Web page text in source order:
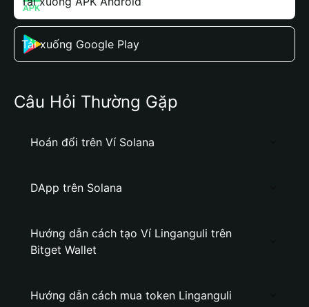
Tải xuống Google Play
Câu Hỏi Thường Gặp
Hoán đổi trên Ví Solana
DApp trên Solana
Hướng dẫn cách tạo Ví Linganguli trên
Bitget Wallet
Hướng dẫn cách mua token Linganguli